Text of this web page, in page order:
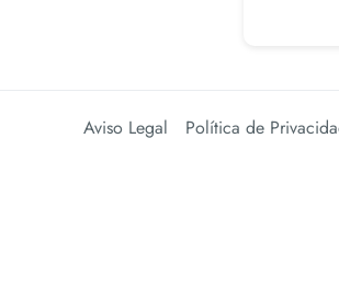
Aviso Legal Política de